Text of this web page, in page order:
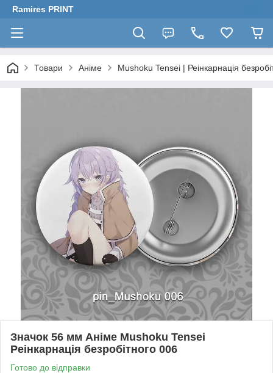
Ramires PRINT
Товари Аніме Mushoku Tensei | Реінкарнація
Значок 56 мм Аніме Mushoku Tensei
Реінкарнація безробітного 006
Готово до відправки